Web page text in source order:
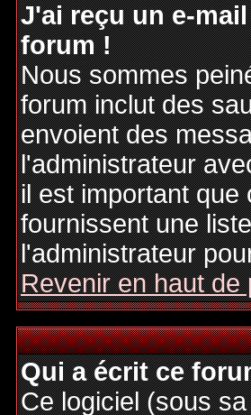
J'ai reçu un e-
forum !
Nous sommes
forum inclut des
envoient des
l'administrateur
il est important
fournissent une
l'administrateur
Revenir en haut de
Qui a écrit ce
Ce logiciel (sous